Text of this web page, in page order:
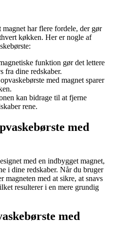
har flere fordele, der gør
køkken. Her er nogle af
funktion gør det lettere
fra dine redskaber.
med magnet sparer
kan bidrage til at fjerne
rene.
med
med en indbygget magnet,
i dine redskaber. Når du bruger
med at sikre, at snavs
resulterer i en mere grundig
med